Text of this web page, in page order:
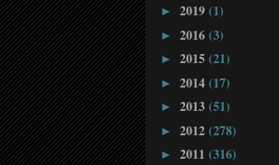
► 2019(1)
► 2016(3)
► 2015(21)
► 2014(17)
► 2013(51)
► 2012(278)
► 2011 (316)